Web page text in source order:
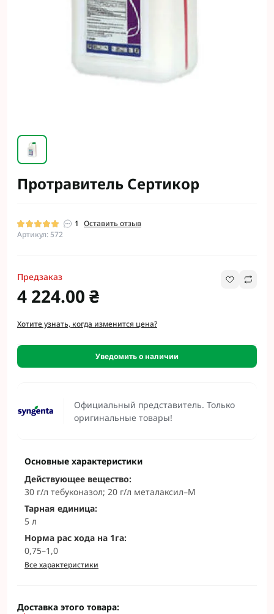
Протравитель Сертикор
1 Оставить отзыв
Артикул: 572
Официальный представитель. Только
оригинальные товары!
Предзаказ
4 224.00 ₴
Хотите узнать, когда изменится цена?
Уведомить о наличии
Основные характеристики
Действующее вещество:
30 г/л тебуконазол; 20 г/л металаксил–М
Тарная единица:
5 л
Норма рас хода на 1га:
0,75–1,0
Все характеристики
Доставка этого товара: